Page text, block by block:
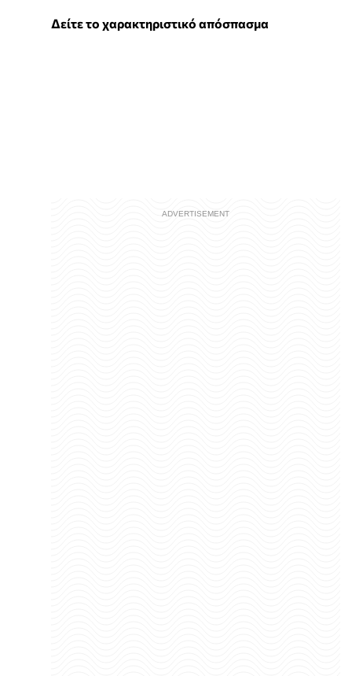
Δείτε το χαρακτηριστικό απόσπασμα